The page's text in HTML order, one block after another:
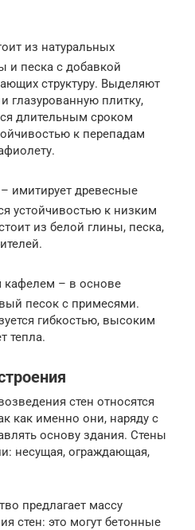
из натуральных
и песка с добавкой
структуру. Выделяют
глазурованную плитку,
длительным сроком
к перепадам
имитирует древесные
устойчивостью к низким
из белой глины, песка,
– в основе
песок с примесями.
гибкостью, высоким
тепла.
стен относятся
как именно они, наряду с
основу здания. Стены
несущая, ограждающая,
предлагает массу
стен: это могут бетонные